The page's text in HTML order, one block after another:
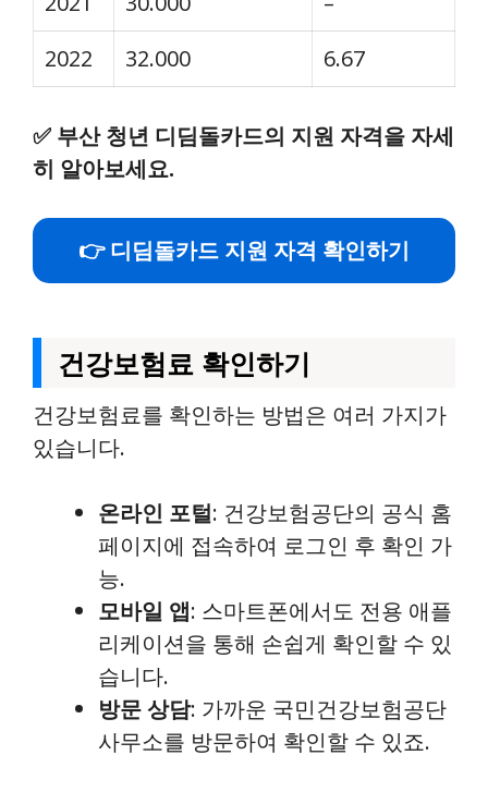
2022
32.000 6.67
✅ 부산 청년 디딤돌카드의 지원 자격을 자세
히 알아보세요.
👉 디딤돌카드 지원 자격 확인하기
건강보험료 확인하기
건강보험료를 확인하는 방법은 여러 가지가
있습니다.
온라인 포털: 건강보험공단의 공식 홈
페이지에 접속하여 로그인 후 확인 가
능.
모바일 앱: 스마트폰에서도 전용 애플
리케이션을 통해 손쉽게 확인할 수 있
습니다.
방문 상담: 가까운 국민건강보험공단
사무소를 방문하여 확인할 수 있죠.